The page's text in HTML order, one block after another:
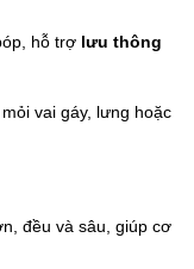
hỗ trợ lưu thông
vai gáy, lưng hoặc
đều và sâu, giúp cơ